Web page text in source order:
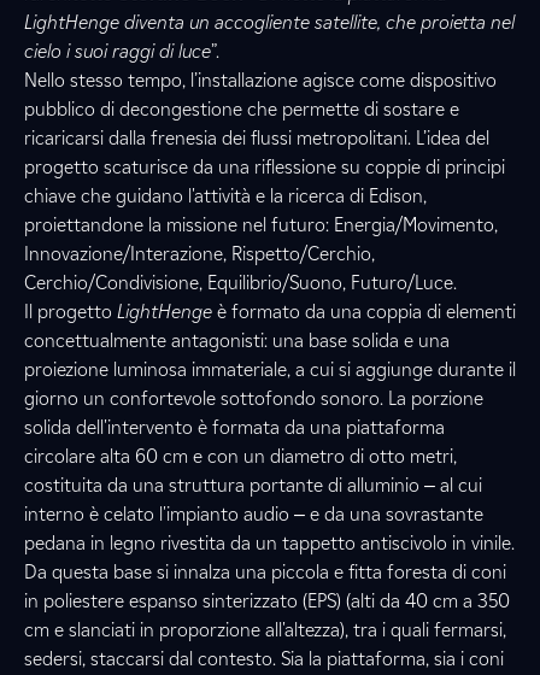
LightHenge diventa un accogliente satellite, che proietta nel
cielo i suoi raggi di luce”.
Nello stesso tempo, l’installazione agisce come dispositivo
pubblico di decongestione che permette di sostare e
ricaricarsi dalla frenesia dei flussi metropolitani. L’idea del
progetto scaturisce da una riflessione su coppie di principi
chiave che guidano l'attività e la ricerca di Edison,
proiettandone la missione nel futuro: Energia/Movimento,
Innovazione/Interazione, Rispetto/Cerchio,
Cerchio/Condivisione, Equilibrio/Suono, Futuro/Luce.
Il progetto LightHenge è formato da una coppia di elementi
concettualmente antagonisti: una base solida e una
proiezione luminosa immateriale, a cui si aggiunge durante il
giorno un confortevole sottofondo sonoro. La porzione
solida dell'intervento è formata da una piattaforma
circolare alta 60 cm e con un diametro di otto metri,
costituita da una struttura portante di alluminio ‒ al cui
interno è celato l'impianto audio ‒ e da una sovrastante
pedana in legno rivestita da un tappetto antiscivolo in vinile.
Da questa base si innalza una piccola e fitta foresta di coni
in poliestere espanso sinterizzato (EPS) (alti da 40 cm a 350
cm e slanciati in proporzione all'altezza), tra i quali fermarsi,
sedersi, staccarsi dal contesto. Sia la piattaforma, sia i coni